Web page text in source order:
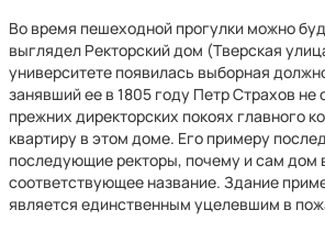
Во время пешеходной прогулки можно
выглядел Ректорский дом (Тверская
университете появилась выборная
занявший ее в 1805 году Петр Страхов не
прежних директорских покоях главного
квартиру в этом доме. Его примеру
последующие ректоры, почему и сам дом
соответствующее название. Здание
является единственным уцелевшим в